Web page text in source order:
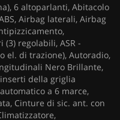
6 altoparlanti, Abitacolo
Airbag laterali, Airbag
regolabili, ASR -
el. di trazione), Autoradio,
Nero Brillante,
della griglia
a 6 marce,
Cinture di sic. ant. con